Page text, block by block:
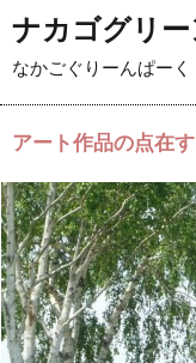
ナカゴグリー
なかごぐりーんぱーく
アート作品の点在